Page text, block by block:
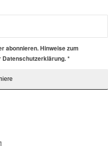
abonnieren. Hinweise zum
*